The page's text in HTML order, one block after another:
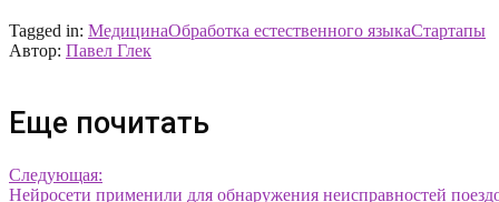
Tagged in: МедицинаОбработка естественного языкаСтартапы
Автор: Павел Глек
Еще почитать
Следующая:
Нейросети применили для обнаружения неисправностей